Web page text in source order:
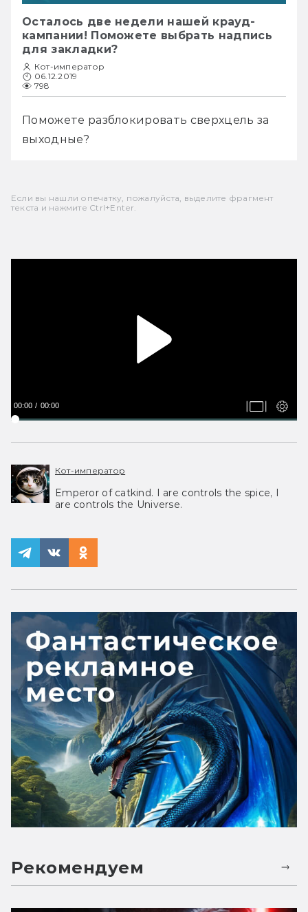
Осталось две недели нашей крауд-
кампании! Поможете выбрать надпись
для закладки?
Кот-император
06.12.2019
798
Поможете разблокировать сверхцель за
выходные?
Если вы нашли опечатку, пожалуйста, выделите фрагмент
текста и нажмите Ctrl+Enter.
00:00 00:00
Кот-император
Emperor of catkind. I are controls the spice, I
are controls the Universe.
Рекомендуем